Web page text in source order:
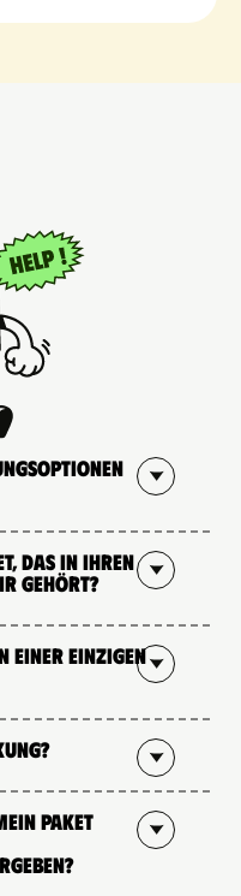
das in Ihren
gehört?
einer einzigen
Paket